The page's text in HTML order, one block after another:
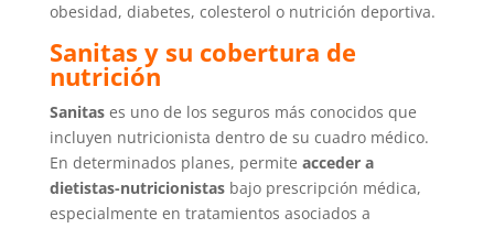
obesidad, diabetes, colesterol o nutrición deportiva.
Sanitas y su cobertura de
nutrición
Sanitas es uno de los seguros más conocidos que
incluyen nutricionista dentro de su cuadro médico.
En determinados planes, permite acceder a
dietistas-nutricionistas bajo prescripción médica,
especialmente en tratamientos asociados a